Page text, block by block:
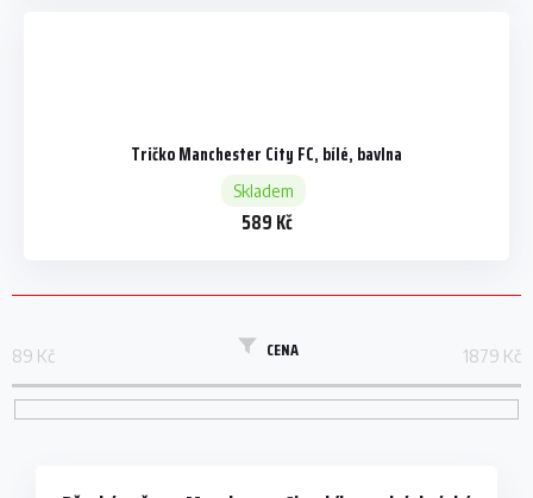
Tričko Manchester City FC, bílé, bavlna
Skladem
589 Kč
CENA
89 Kč 1879 Kč